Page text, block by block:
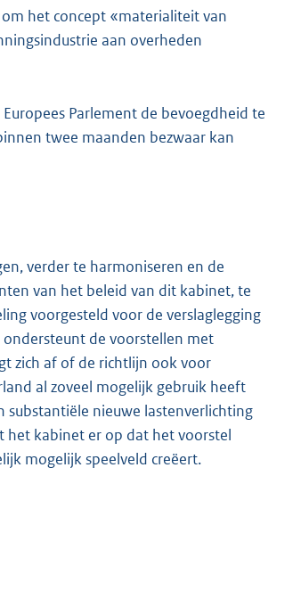
het concept «materialiteit van
aan overheden
Parlement de bevoegdheid te
twee maanden bezwaar kan
verder te harmoniseren en de
van het beleid van dit kabinet, te
voorgesteld voor de verslaglegging
de voorstellen met
zich af of de richtlijn ook voor
al zoveel mogelijk gebruik heeft
nieuwe lastenverlichting
het kabinet er op dat het voorstel
mogelijk speelveld creëert.